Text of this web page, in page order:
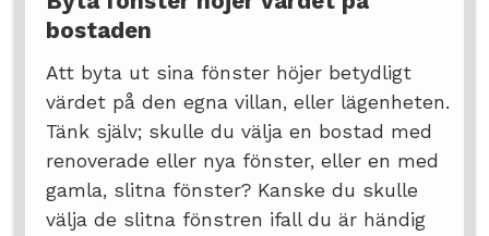
bostaden
Att byta ut sina fönster höjer betydligt
värdet på den egna villan, eller lägenheten.
Tänk själv; skulle du välja en bostad med
renoverade eller nya fönster, eller en med
gamla, slitna fönster? Kanske du skulle
välja de slitna fönstren ifall du är händig